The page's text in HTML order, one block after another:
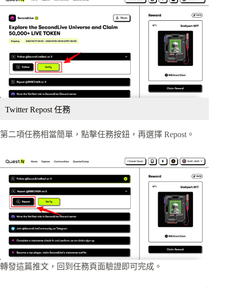
Twitter Repost 任務
第二項任務相當簡單，點擊任務按鈕，再選擇 Repost。
轉發這篇推文，回到任務頁面驗證即可完成。